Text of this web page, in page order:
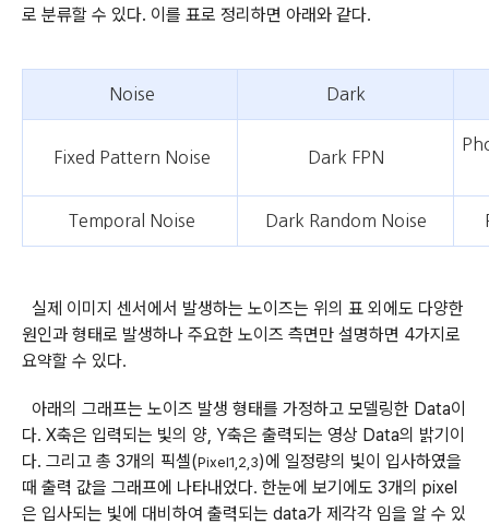
로 분류할 수 있다. 이를 표로 정리하면 아래와 같다.
Noise Dark
Fixed Pattern Noise Dark FPN
Temporal Noise Dark Random Noise
실제 이미지 센서에서 발생하는 노이즈는 위의 표 외에도 다양한
원인과 형태로 발생하나 주요한 노이즈 측면만 설명하면 4가지로
요약할 수 있다.
아래의 그래프는 노이즈 발생 형태를 가정하고 모델링한 Data이
다. X축은 입력되는 빛의 양, Y축은 출력되는 영상 Data의 밝기이
다. 그리고 총 3개의 픽셀(Pixel1,2,3)에 일정량의 빛이 입사하였을
때 출력 값을 그래프에 나타내었다. 한눈에 보기에도 3개의 pixel
은 입사되는 빛에 대비하여 출력되는 data가 제각각 임을 알 수 있